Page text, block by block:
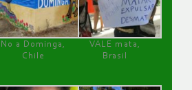
No a Dominga,
Chile
VALE mata,
Brasil